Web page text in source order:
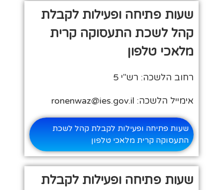
שעות פתיחה ופעילות לקבלת
קהל לשכת התעסוקה קרית
מלאכי טלפון
רחוב הלשכה: רש"י 5
אימייל הלשכה: ronenwaz@ies.gov.il
שעות פתיחה ופעילות לקבלת קהל לשכת
התעסוקה קרית מלאכי טלפון
שעות פתיחה ופעילות לקבלת